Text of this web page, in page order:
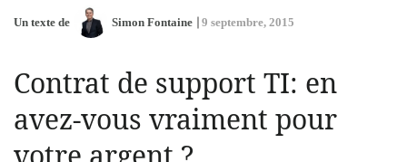
Un texte de Simon Fontaine 9 septembre, 2015
Contrat de support TI: en
avez-vous vraiment pour